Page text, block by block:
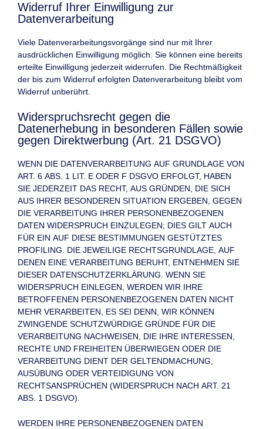
Widerruf Ihrer Einwilligung zur
Datenverarbeitung
Viele Datenverarbeitungsvorgänge sind nur mit Ihrer
ausdrücklichen Einwilligung möglich. Sie können eine bereits
erteilte Einwilligung jederzeit widerrufen. Die Rechtmäßigkeit
der bis zum Widerruf erfolgten Datenverarbeitung bleibt vom
Widerruf unberührt.
Widerspruchsrecht gegen die
Datenerhebung in besonderen Fällen sowie
gegen Direktwerbung (Art. 21 DSGVO)
WENN DIE DATENVERARBEITUNG AUF GRUNDLAGE VON
ART. 6 ABS. 1 LIT. E ODER F DSGVO ERFOLGT, HABEN
SIE JEDERZEIT DAS RECHT, AUS GRÜNDEN, DIE SICH
AUS IHRER BESONDEREN SITUATION ERGEBEN, GEGEN
DIE VERARBEITUNG IHRER PERSONENBEZOGENEN
DATEN WIDERSPRUCH EINZULEGEN; DIES GILT AUCH
FÜR EIN AUF DIESE BESTIMMUNGEN GESTÜTZTES
PROFILING. DIE JEWEILIGE RECHTSGRUNDLAGE, AUF
DENEN EINE VERARBEITUNG BERUHT, ENTNEHMEN SIE
DIESER DATENSCHUTZERKLÄRUNG. WENN SIE
WIDERSPRUCH EINLEGEN, WERDEN WIR IHRE
BETROFFENEN PERSONENBEZOGENEN DATEN NICHT
MEHR VERARBEITEN, ES SEI DENN, WIR KÖNNEN
ZWINGENDE SCHUTZWÜRDIGE GRÜNDE FÜR DIE
VERARBEITUNG NACHWEISEN, DIE IHRE INTERESSEN,
RECHTE UND FREIHEITEN ÜBERWIEGEN ODER DIE
VERARBEITUNG DIENT DER GELTENDMACHUNG,
AUSÜBUNG ODER VERTEIDIGUNG VON
RECHTSANSPRÜCHEN (WIDERSPRUCH NACH ART. 21
ABS. 1 DSGVO).
WERDEN IHRE PERSONENBEZOGENEN DATEN